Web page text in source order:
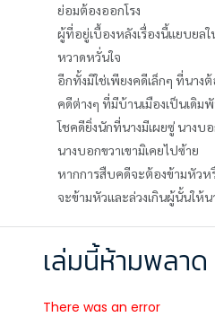
ย่อมต้องออกโรง
ผู้ที่อยู่เบื้องหลังเรื่องนี้แยบยลใ
หวาดหวั่นใจ
อีกทั้งมิใช่เพียงคดีเล็กๆ ที่นาง
คดีต่างๆ ที่มีบ้านเมืองเป็นเดิม
โชคดียิ่งนักที่นางมีเผยซู่ นางบอ
นางบอกขวาเขามิเคยไปซ้าย
หากการสืบคดีจะต้องข้ามหัวหรื
จะข้ามหัวและล่วงเกินผู้นั้นให้น
เล่มนี้ห้ามพลาด
There was an error